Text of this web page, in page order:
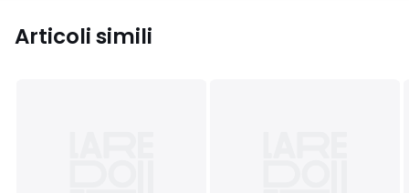
Articoli simili